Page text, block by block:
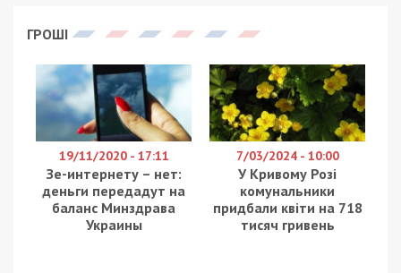
ГРОШІ
19/11/2020 - 17:11
Зе-интернету – нет:
деньги передадут на
баланс Минздрава
Украины
7/03/2024 - 10:00
У Кривому Розі
комунальники
придбали квіти на 718
тисяч гривень